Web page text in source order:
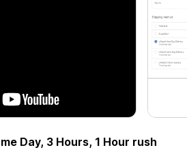
Day, 3 Hours, 1 Hour rush